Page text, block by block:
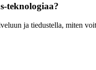
teknologiaa?
ja tiedustella, miten